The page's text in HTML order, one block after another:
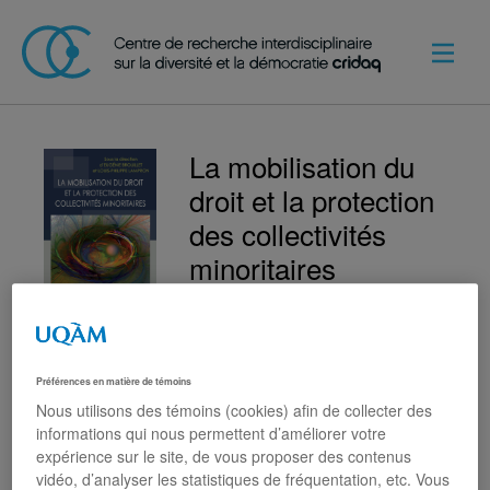
La mobilisation du
droit et la protection
des collectivités
minoritaires
cet ouvrage explorent les
possibilités offertes par le droit
pour protéger et promouvoir les
Préférences en matière de témoins
Nous utilisons des témoins (cookies) afin de collecter des
informations qui nous permettent d’améliorer votre
expérience sur le site, de vous proposer des contenus
vidéo, d’analyser les statistiques de fréquentation, etc. Vous